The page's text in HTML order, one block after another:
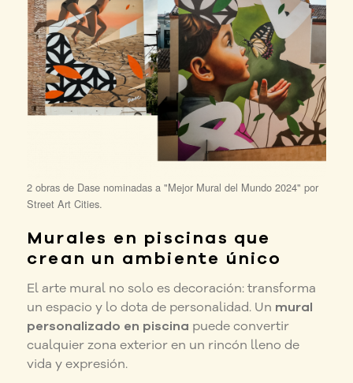
2 obras de Dase nominadas a "Mejor Mural del Mundo 2024" por
Street Art Cities.
Murales en piscinas que
crean un ambiente único
El arte mural no solo es decoración: transforma
un espacio y lo dota de personalidad. Un mural
personalizado en piscina puede convertir
cualquier zona exterior en un rincón lleno de
vida y expresión.